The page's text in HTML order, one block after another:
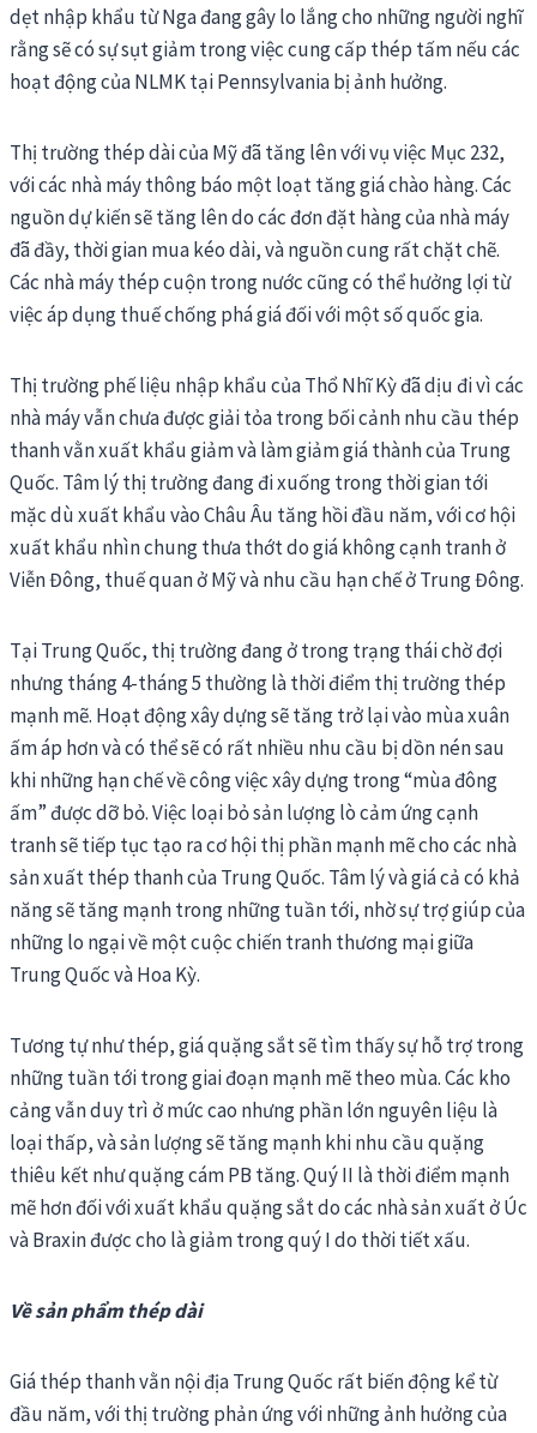
dẹt nhập khẩu từ Nga đang gây lo lắng cho những người nghĩ
rằng sẽ có sự sụt giảm trong việc cung cấp thép tấm nếu các
hoạt động của NLMK tại Pennsylvania bị ảnh hưởng.
Thị trường thép dài của Mỹ đã tăng lên với vụ việc Mục 232,
với các nhà máy thông báo một loạt tăng giá chào hàng. Các
nguồn dự kiến sẽ tăng lên do các đơn đặt hàng của nhà máy
đã đầy, thời gian mua kéo dài, và nguồn cung rất chặt chẽ.
Các nhà máy thép cuộn trong nước cũng có thể hưởng lợi từ
việc áp dụng thuế chống phá giá đối với một số quốc gia.
Thị trường phế liệu nhập khẩu của Thổ Nhĩ Kỳ đã dịu đi vì các
nhà máy vẫn chưa được giải tỏa trong bối cảnh nhu cầu thép
thanh vằn xuất khẩu giảm và làm giảm giá thành của Trung
Quốc. Tâm lý thị trường đang đi xuống trong thời gian tới
mặc dù xuất khẩu vào Châu Âu tăng hồi đầu năm, với cơ hội
xuất khẩu nhìn chung thưa thớt do giá không cạnh tranh ở
Viễn Đông, thuế quan ở Mỹ và nhu cầu hạn chế ở Trung Đông.
Tại Trung Quốc, thị trường đang ở trong trạng thái chờ đợi
nhưng tháng 4-tháng 5 thường là thời điểm thị trường thép
mạnh mẽ. Hoạt động xây dựng sẽ tăng trở lại vào mùa xuân
ấm áp hơn và có thể sẽ có rất nhiều nhu cầu bị dồn nén sau
khi những hạn chế về công việc xây dựng trong “mùa đông
ấm” được dỡ bỏ. Việc loại bỏ sản lượng lò cảm ứng cạnh
tranh sẽ tiếp tục tạo ra cơ hội thị phần mạnh mẽ cho các nhà
sản xuất thép thanh của Trung Quốc. Tâm lý và giá cả có khả
năng sẽ tăng mạnh trong những tuần tới, nhờ sự trợ giúp của
những lo ngại về một cuộc chiến tranh thương mại giữa
Trung Quốc và Hoa Kỳ.
Tương tự như thép, giá quặng sắt sẽ tìm thấy sự hỗ trợ trong
những tuần tới trong giai đoạn mạnh mẽ theo mùa. Các kho
cảng vẫn duy trì ở mức cao nhưng phần lớn nguyên liệu là
loại thấp, và sản lượng sẽ tăng mạnh khi nhu cầu quặng
thiêu kết như quặng cám PB tăng. Quý II là thời điểm mạnh
mẽ hơn đối với xuất khẩu quặng sắt do các nhà sản xuất ở Úc
và Braxin được cho là giảm trong quý I do thời tiết xấu.
Về sản phẩm thép dài
Giá thép thanh vằn nội địa Trung Quốc rất biến động kể từ
đầu năm, với thị trường phản ứng với những ảnh hưởng của